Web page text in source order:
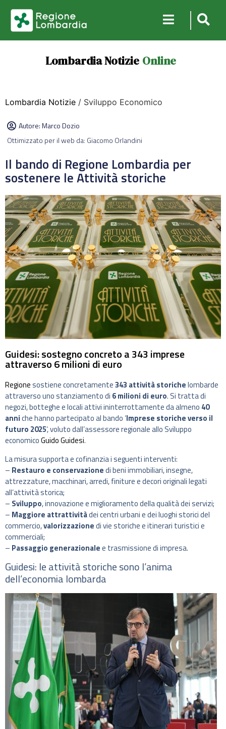
Lombardia Notizie Online
Lombardia Notizie / Sviluppo Economico
Autore:Marco Dozio
Ottimizzato per il web da: Giacomo Orlandini
Il bando di Regione Lombardia per
sostenere le Attività storiche
Guidesi: sostegno concreto a 343 imprese
attraverso 6 milioni di euro
Regionesostiene concretamente343 attività storichelombarde
attraverso uno stanziamento di 6 milioni di euro. Si tratta di
negozi, botteghe e locali attivi ininterrottamente da almeno 40
anniche hanno partecipato al bando ‘Imprese storiche verso il
futuro 2025‘, voluto dall’assessore regionale allo Sviluppo
economicoGuido Guidesi.
La misura supporta e cofinanzia i seguenti interventi:
– Restauro e conservazionedi beni immobiliari, insegne,
attrezzature, macchinari, arredi, finiture e decori originali legati
all’attività storica;
– Sviluppo, innovazione e miglioramento della qualità dei servizi;
– Maggiore attrattivitàdei centri urbani e dei luoghi storici del
commercio,valorizzazionedi vie storiche e itinerari turistici e
commerciali;
– Passaggio generazionalee trasmissione di impresa.
Guidesi: le attività storiche sono l’anima
dell’economia lombarda